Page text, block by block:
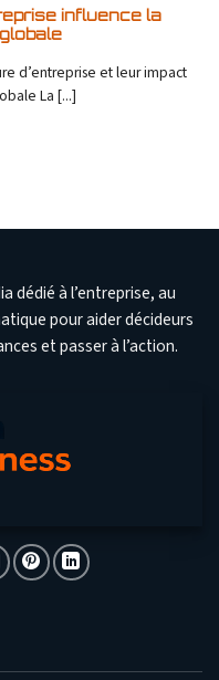
influence la
d’entreprise et leur impact
La [...]
dédié à l’entreprise, au
pour aider décideurs
et passer à l’action.